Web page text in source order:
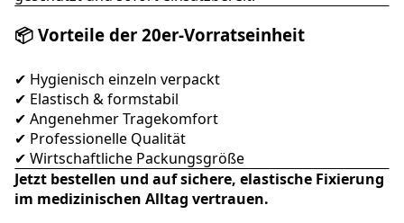
📦 Vorteile der 20er-Vorratseinheit
✔ Hygienisch einzeln verpackt
✔ Elastisch & formstabil
✔ Angenehmer Tragekomfort
✔ Professionelle Qualität
✔ Wirtschaftliche Packungsgröße
Jetzt bestellen und auf sichere, elastische Fixierung
im medizinischen Alltag vertrauen.